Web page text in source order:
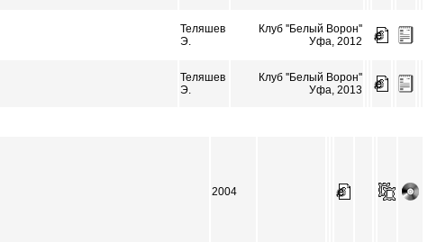
Теляшев
Э.
Клуб ''Белый Ворон''
Уфа, 2012
Теляшев
Э.
Клуб ''Белый Ворон''
Уфа, 2013
2004